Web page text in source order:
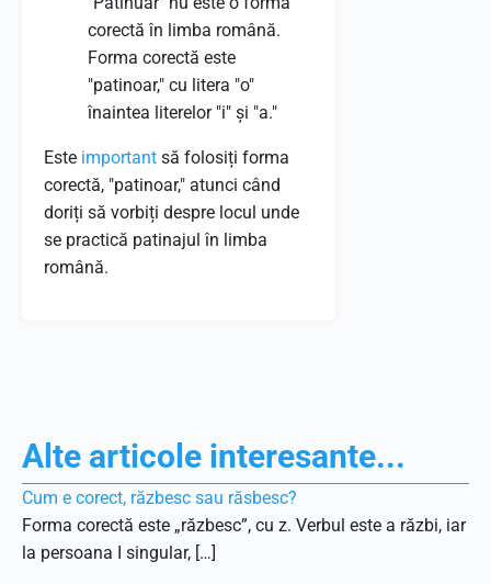
corectă în limba română.
Forma corectă este
"patinoar," cu litera "o"
înaintea literelor "i" și "a."
Este important să folosiți forma
corectă, "patinoar," atunci când
doriți să vorbiți despre locul unde
se practică patinajul în limba
română.
Alte articole interesante...
Cum e corect, răzbesc sau răsbesc?
Forma corectă este „răzbesc”, cu z. Verbul este a răzbi, iar
la persoana I singular, […]